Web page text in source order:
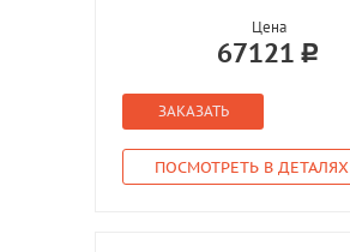
Цена
67121
ЗАКАЗАТЬ
ПОСМОТРЕТЬ В ДЕТАЛЯХ